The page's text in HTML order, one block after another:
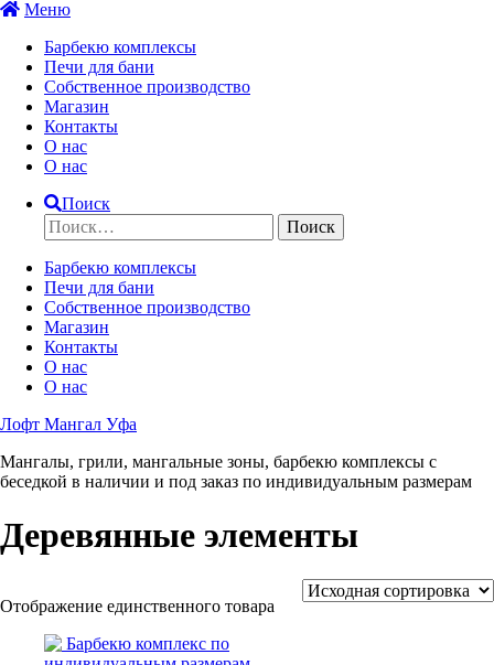
Перейти
содержимому
Меню
Барбекю комплексы
Печи для бани
Собственное производство
Магазин
Контакты
О нас
О нас
Поиск
Найти:
Барбекю комплексы
Печи для бани
Собственное производство
Магазин
Контакты
О нас
О нас
Лофт Мангал Уфа
Мангалы, грили, мангальные зоны, барбекю комплексы с
беседкой в наличии и под заказ по индивидуальным размерам
Деревянные элементы
Отображение единственного товара